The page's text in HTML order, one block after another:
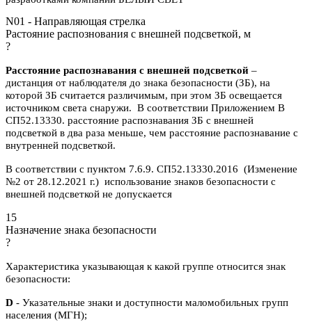
N01 - Направляющая стрелка
Растояние распознования с внешней подсветкой, м
?
Расстояние распознавания с внешней подсветкой –
дистанция от наблюдателя до знака безопасности (ЗБ), на
которой ЗБ считается различимым, при этом ЗБ освещается
источником света снаружи. В соответствии Приложением В
СП52.13330. расстояние распознавания ЗБ с внешней
подсветкой в два раза меньше, чем расстояние распознавание с
внутренней подсветкой.
В соответствии с пунктом 7.6.9. СП52.13330.2016 (Изменение
№2 от 28.12.2021 г.) использование знаков безопасности с
внешней подсветкой не допускается
15
Назначение знака безопасности
?
Характеристика указывающая к какой группе относится знак
безопасности:
D - Указательные знаки и доступности маломобильных групп
населения (МГН);